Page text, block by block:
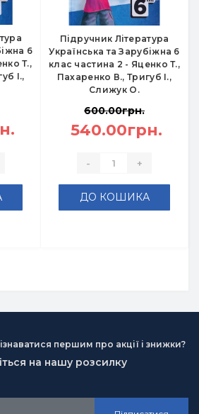
6
Т.,
І.,
Підручник Література
Українська та Зарубіжна 6
клас частина 2 - Яценко Т.,
Пахаренко В., Тригуб І.,
Слижук О.
600.00грн.
540.00грн.
- +
ДО КОШИКА
першим про акції і знижки?
на нашу розсилку